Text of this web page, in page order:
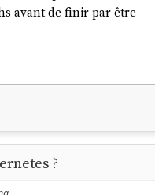
avant de finir par être
?